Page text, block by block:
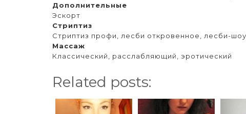
Дополнительные
Эскорт
Стриптиз
Стриптиз профи, лесби откровенное, лесби-
Массаж
Классический, расслабляющий, эротический
Related posts: